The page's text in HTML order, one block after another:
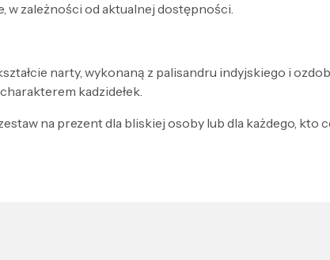
w zależności od aktualnej dostępności.
narty, wykonaną z palisandru indyjskiego i
kadzidełek.
na prezent dla bliskiej osoby lub dla każdego, kto